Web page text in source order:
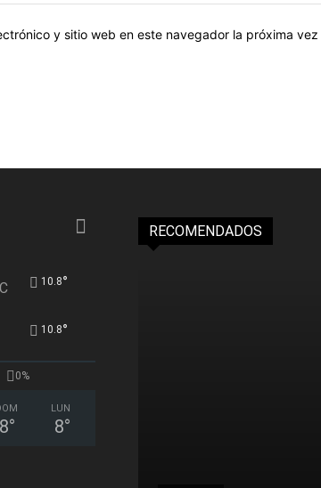
y sitio web en este navegador la próxima
C 10.8°
10.8°
0%
8°
LUN
8°
RECOMENDADOS